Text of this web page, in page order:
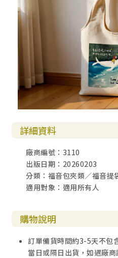
詳細資料
廠商編號：3110
出版日期：20260203
分類：福音包夾類／福音提
適用對象：適用所有人
購物說明
訂單備貨時間約3-5天不包
當日或隔日出貨，如遇廠